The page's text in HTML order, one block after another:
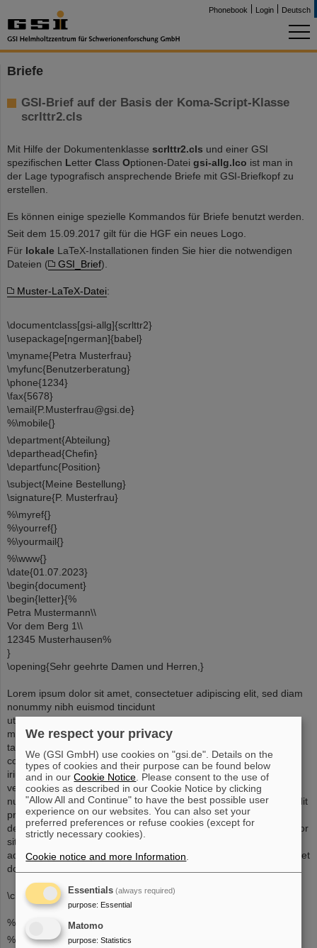
Phonebook Login Deutsch
Briefe
GSI-Brief auf der Basis der Koma-Script-Klasse
scrlttr2.cls
Mit Hilfe der Dokumentenklasse scrlttr2.cls und einer GSI
spezifischen Letter Class Optionen-Datei gsi-allg.lco ist man in
der Lage typografisch ansprechende Briefe mit GSI-Briefkopf zu
erstellen.
Es können einige spezielle Kommandos für Briefe benutzt werden.
Seit dem 15.09.2017 gilt für die HGF ein neues Logo.
Für lokale LaTeX-Installationen finden Sie hier die notwendigen
Dateien (
GSI_Brief).
Muster-LaTeX-Datei:
\documentclass[gsi-allg]{scrlttr2}
\usepackage[ngerman]{babel}
\myname{Petra Musterfrau}
\myfunc{Benutzerberatung}
\phone{1234}
\fax{5678}
\email{P.Musterfrau@gsi.de}
%\mobile{}
\department{Abteilung}
\departhead{Chefin}
\departfunc{Position}
\subject{Meine Bestellung}
\signature{P. Musterfrau}
%\myref{}
%\yourref{}
%\yourmail{}
%\www{}
\date{01.07.2023}
\begin{document}
\begin{letter}{%
Petra Mustermann\\
Vor dem Berg 1\\
12345 Musterhausen%
}
\opening{Sehr geehrte Damen und Herren,}
Lorem ipsum dolor sit amet, consectetuer adipiscing elit, sed diam
nonummy nibh euismod tincidunt
ut laoreet dolore magna aliquam erat volutpat. Ut wisi enim ad
minim veniam, quis nostrud exerci
tation ullamcorper suscipit lobortis nisl ut aliquip ex ea commodo
consequat. Duis autem vel eum
iriure dolor in hendrerit in vulputate velit esse molestie consequat,
vel illum dolore eu feugiat
nulla facilisis at vero et accumsan et iusto odio dignissim qui blandit
praesent luptatum zzril
delenit augue duis dolore te feugait nulla facilisi. Lorem ipsum dolor
sit amet, consectetuer
adipiscing elit, sed diam nonummy nibh euismod tincidunt ut laoreet
dolore magna aliquam erat volutpat.
\closing{Mit freundlichem Gruß}
%\cc{}
%\ps{}
We respect your privacy
We (GSI GmbH) use cookies on "gsi.de". Details on the
types of cookies and their purpose can be found below
and in ourCookie Notice . Please consent to the use of
cookies as described in our Cookie Notice by clicking
"Allow All and Continue" to have the best possible user
experience on our websites. You can also set your
preferred preferences or refuse cookies (except for
strictly necessary cookies).
Cookie notice and more Information
Essentials (always required)
purpose: Essential
Matomo
purpose: Statistics